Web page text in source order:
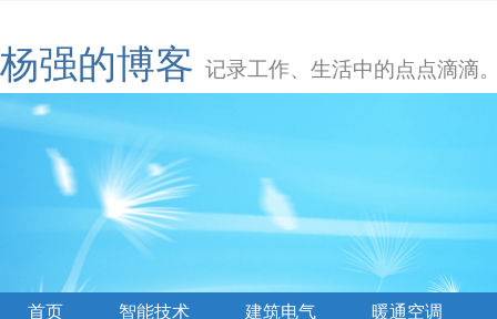
杨强的博客 记录工作、生活中的点点滴滴
首页 智能技术 建筑电气 暖通空调